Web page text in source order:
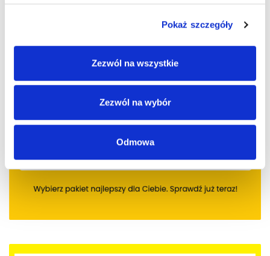
Pokaż szczegóły
Zezwól na wszystkie
Zezwól na wybór
Odmowa